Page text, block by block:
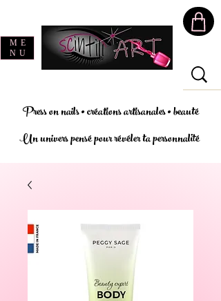
ME
NU
Press on nails • créations artisanales • beauté
Un univers pensé pour révéler ta personnalité